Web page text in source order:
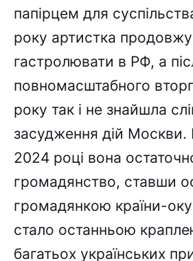
папірцем для
року артистка
гастролювати в РФ, а
повномасштабного
року так і не знайшла
засудження дій Москви.
2024 році вона
громадянство, ставши
громадянкою країни-
стало останньою
багатьох українських